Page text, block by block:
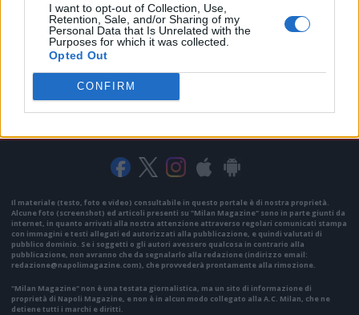
I want to opt-out of Collection, Use,
Retention, Sale, and/or Sharing of my
Personal Data that Is Unrelated with the
Purposes for which it was collected.
Opted Out
CONFIRM
Il materiale (testo, foto e video) consultabile in questo portale è di nostra proprietà.
Alcune foto (screenshot) ed articoli presenti su "Milan Magazine" sono in parte giunti da
internet, in quanto arrivati alla nostra attenzione attraverso regolari comunicati stampa
con immagini e testi allegati ed autorizzati alla pubblicazione, e quindi valutati di
pubblico dominio. Se i soggetti o gli autori avessero qualcosa in contrario alla
pubblicazione, non avranno che da segnalarlo alla redazione (indirizzo email:
redazione@napolimagazine.com), che provvederà prontamente alla rimozione.
"Milan Magazine" non è una testata giornalistica, ma un sito di informazione di
proprietà di Napoli Magazine, e non è in alcun modo collegato alla A.C. Milan, che ne
detiene tutti i marchi e diritti.